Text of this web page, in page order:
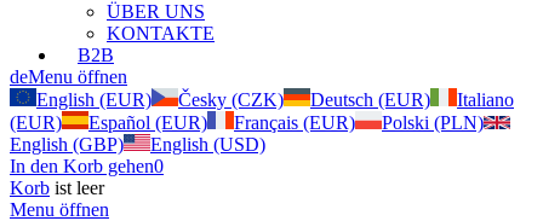
ÜBER UNS
KONTAKTE
B2B
deMenu öffnen
English (EUR)
Česky (CZK) Deutsch (EUR)
Italiano
(EUR)
Español (EUR) Français (EUR)
Polski (PLN)
English (GBP)
English (USD)
In den Korb gehen0
Korb ist leer
Menu öffnen